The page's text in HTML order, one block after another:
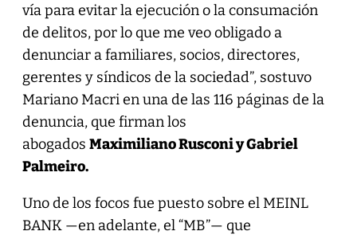
vía para evitar la ejecución o la consumación
de delitos, por lo que me veo obligado a
denunciar a familiares, socios, directores,
gerentes y síndicos de la sociedad”, sostuvo
Mariano Macri en una de las 116 páginas de la
denuncia, que firman los
abogados Maximiliano Rusconi y Gabriel
Palmeiro.
Uno de los focos fue puesto sobre el MEINL
BANK —en adelante, el “MB”— que